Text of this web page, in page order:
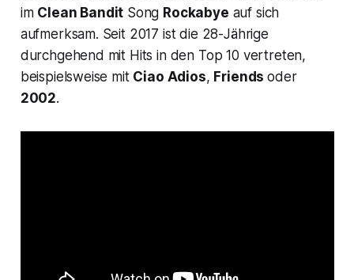
im Clean Bandit Song Rockabye auf sich
aufmerksam. Seit 2017 ist die 28-Jährige
durchgehend mit Hits in den Top 10 vertreten,
beispielsweise mit Ciao Adios, Friendsoder
2002.